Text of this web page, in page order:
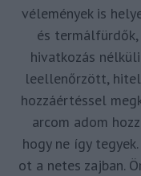
vélemények is
és
hivatkozás
leellenőrzött,
hozzáértéssel
arcom adom
hogy ne így
ot a netes zajban.